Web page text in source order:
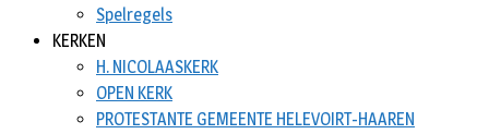
Spelregels
KERKEN
H. NICOLAASKERK
OPEN KERK
PROTESTANTE GEMEENTE HELEVOIRT-HAAREN